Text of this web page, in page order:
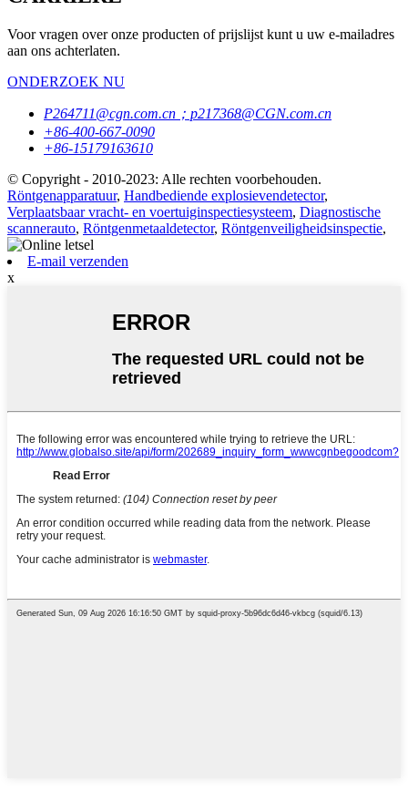
Voor vragen over onze producten of prijslijst kunt u uw e-mailadres
aan ons achterlaten.
ONDERZOEK NU
P264711@cgn.com.cn；p217368@CGN.com.cn
+86-400-667-0090
+86-15179163610
© Copyright - 2010-2023: Alle rechten voorbehouden.
Röntgenapparatuur, Handbediende explosievendetector,
Verplaatsbaar vracht- en voertuiginspectiesysteem, Diagnostische
scannerauto, Röntgenmetaaldetector, Röntgenveiligheidsinspectie,
E-mail verzenden
x